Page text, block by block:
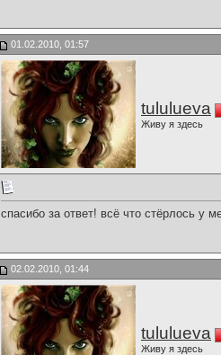
01.02.2010, 01:57
tululueva
Живу я здесь
спасибо за ответ! всё что стёрлось у
02.02.2010, 01:44
tululueva
Живу я здесь